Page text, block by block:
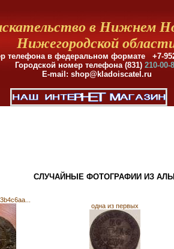
в Нижнем
Нижегородской
телефона в федеральном формате +7-
Городской номер телефона (831) 210-00-
E-mail: shop@kladoiscatel.ru
СЛУЧАЙНЫЕ ФОТОГРАФИИ ИЗ
одна из первых